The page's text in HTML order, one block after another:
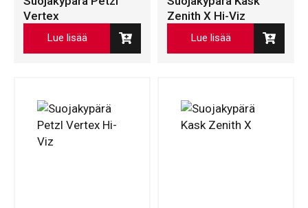
Vertex
Lue lisää
Zenith X Hi-Viz
Lue lisää